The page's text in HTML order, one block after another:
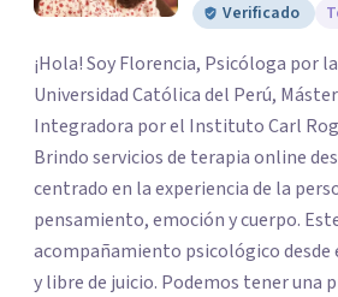
Verificado
¡Hola! Soy Florencia, Psicóloga por
Universidad Católica del Perú,
Integradora por el Instituto Carl
Brindo servicios de terapia online
centrado en la experiencia de la
pensamiento, emoción y cuerpo.
acompañamiento psicológico
y libre de juicio. Podemos tener una